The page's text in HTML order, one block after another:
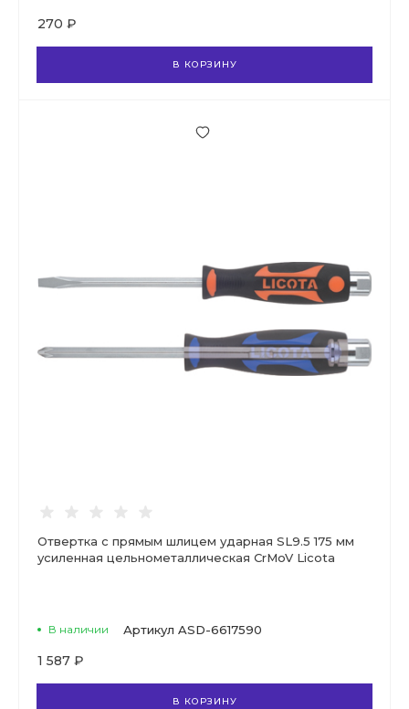
270 ₽
В КОРЗИНУ
Отвертка с прямым шлицем ударная SL9.5 175 мм
усиленная цельнометаллическая CrMoV Licota
В наличии Артикул ASD-6617590
1 587 ₽
В КОРЗИНУ